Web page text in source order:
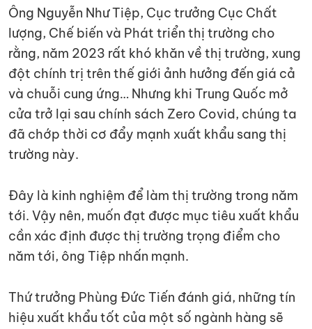
Ông Nguyễn Như Tiệp, Cục trưởng Cục Chất
lượng, Chế biến và Phát triển thị trường cho
rằng, năm 2023 rất khó khăn về thị trường, xung
đột chính trị trên thế giới ảnh hưởng đến giá cả
và chuỗi cung ứng… Nhưng khi Trung Quốc mở
cửa trở lại sau chính sách Zero Covid, chúng ta
đã chớp thời cơ đẩy mạnh xuất khẩu sang thị
trường này.
Đây là kinh nghiệm để làm thị trường trong năm
tới. Vậy nên, muốn đạt được mục tiêu xuất khẩu
cần xác định được thị trường trọng điểm cho
năm tới, ông Tiệp nhấn mạnh.
Thứ trưởng Phùng Đức Tiến đánh giá, những tín
hiệu xuất khẩu tốt của một số ngành hàng sẽ